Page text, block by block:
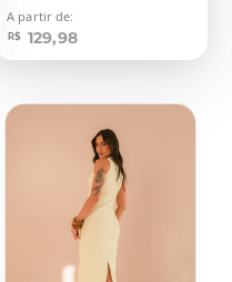
A partir de:
R$ 129,98